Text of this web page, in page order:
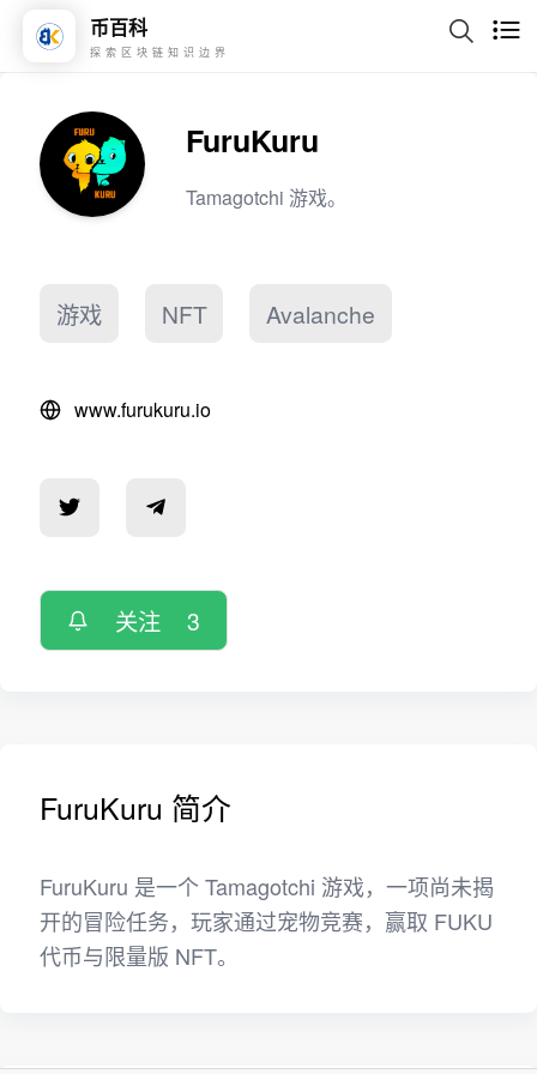
币百科
探索区块链知识边界
FuruKuru
Tamagotchi 游戏。
游戏 NFT Avalanche
www.furukuru.io
关注 3
FuruKuru 简介
FuruKuru 是一个 Tamagotchi 游戏，一项尚未揭
开的冒险任务，玩家通过宠物竞赛，赢取 FUKU
代币与限量版 NFT。